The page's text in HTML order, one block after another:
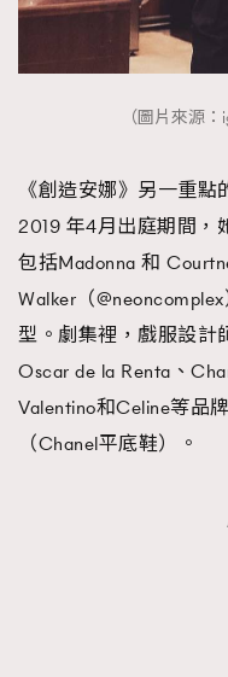
（圖片來源：
《創造安娜》另一重
2019 年4月出庭期間，
包括Madonna 和
Walker（
型。劇集裡，戲服設計
Oscar de la Renta、
Valentino和Celine等品
（Chanel平底鞋）。